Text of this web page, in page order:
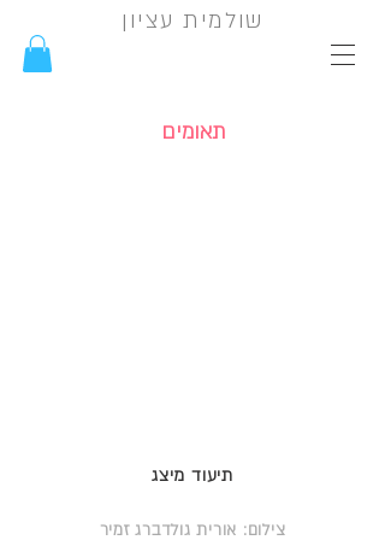
שולמית עציון
תאומים
תיעוד מיצג
צילום: אורית גולדברג זמיר